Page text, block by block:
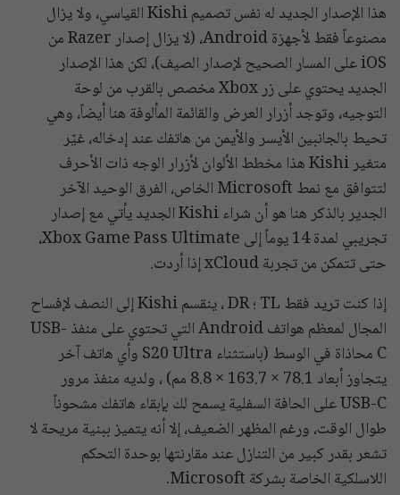
هذا الإصدار الجديد له نفس تصميم Kishi القياسي، ولا يزال
مصنوعاً فقط لأجهزة Android، (لا يزال إصدار Razer من
iOS على المسار الصحيح لإصدار الصيف)، لكن هذا الإصدار
الجديد يحتوي على زر Xbox مخصص بالقرب من لوحة
التوجيه، وتوجد أزرار العرض والقائمة المألوفة هنا أيضاً، وهي
تحيط بالجانبين الأيسر والأيمن من هاتفك عند إدخاله، غيّر
متغير Kishi هذا مخطط الألوان لأزرار الوجه ذات الأحرف
لتتوافق مع نمط Microsoft الخاص، الفرق الوحيد الآخر
الجدير بالذكر هنا هو أن شراء Kishi الجديد يأتي مع إصدار
تجريبي لمدة 14 يوماً إلى Xbox Game Pass Ultimate،
حتى تتمكن من تجربة xCloud إذا أردت.
إذا كنت تريد فقط TL ؛ DR ، ينقسم Kishi إلى النصف لإفساح
المجال لمعظم هواتف Android التي تحتوي على منفذ USB-
C محاذاة في الوسط (باستثناء S20 Ultra وأي هاتف آخر
يتجاوز أبعاد 78.1 × 163.7 × 8.8 مم) ، ولديه منفذ مرور
USB-C على الحافة السفلية يسمح لك بإبقاء هاتفك مشحوناً
طوال الوقت، ورغم المظهر الضعيف، إلا أنه يتميز ببنية مريحة لا
تشعر بقدر كبير من التنازل عند مقارنتها بوحدة التحكم
اللاسلكية الخاصة بشركة Microsoft.